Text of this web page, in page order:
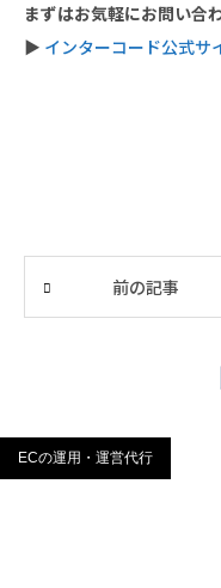
まずはお気軽にお問い合
▶ インターコード公式サ
前の記事
ECの運用・運営代行